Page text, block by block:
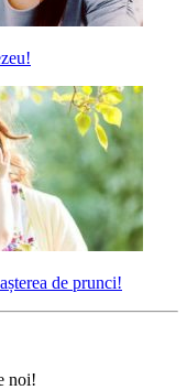
de prunci!
noi!